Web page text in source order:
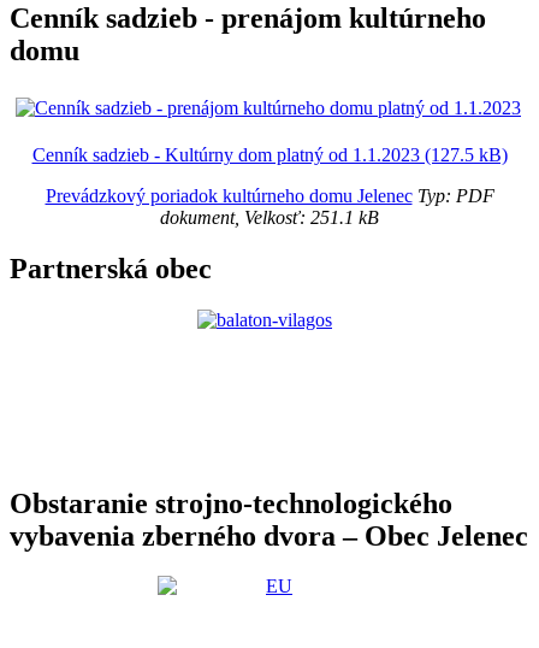
Cenník sadzieb - prenájom kultúrneho
domu
Cenník sadzieb - Kultúrny dom platný od 1.1.2023 (127.5 kB)
Prevádzkový poriadok kultúrneho domu JelenecTyp: PDF
dokument, Velkosť: 251.1 kB
Partnerská obec
Obstaranie strojno-technologického
vybavenia zberného dvora – Obec Jelenec